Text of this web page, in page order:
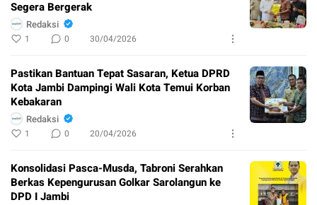
Segera Bergerak
Redaksi
1 0 30/04/2026
Pastikan Bantuan Tepat Sasaran, Ketua DPRD
Kota Jambi Dampingi Wali Kota Temui Korban
Kebakaran
Redaksi
1 0 20/04/2026
Konsolidasi Pasca-Musda, Tabroni Serahkan
Berkas Kepengurusan Golkar Sarolangun ke
DPD I Jambi